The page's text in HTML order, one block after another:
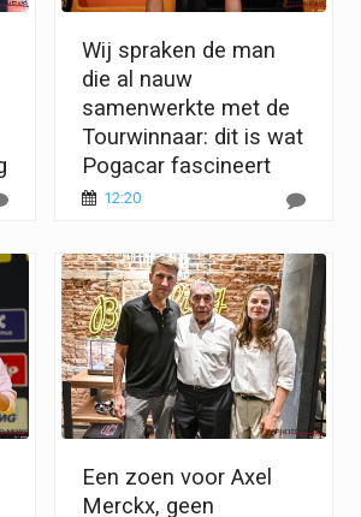
Wij spraken de man
die al nauw
samenwerkte met de
Tourwinnaar: dit is wat
Pogacar fascineert
12:20
Een zoen voor Axel
Merckx, geen